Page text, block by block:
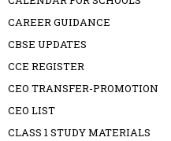
CAREER GUIDANCE
CBSE UPDATES
CCE REGISTER
CEO TRANSFER-PROMOTION
CEO LIST
CLASS 1 STUDY MATERIALS